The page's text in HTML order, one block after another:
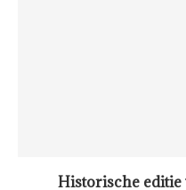
Historische